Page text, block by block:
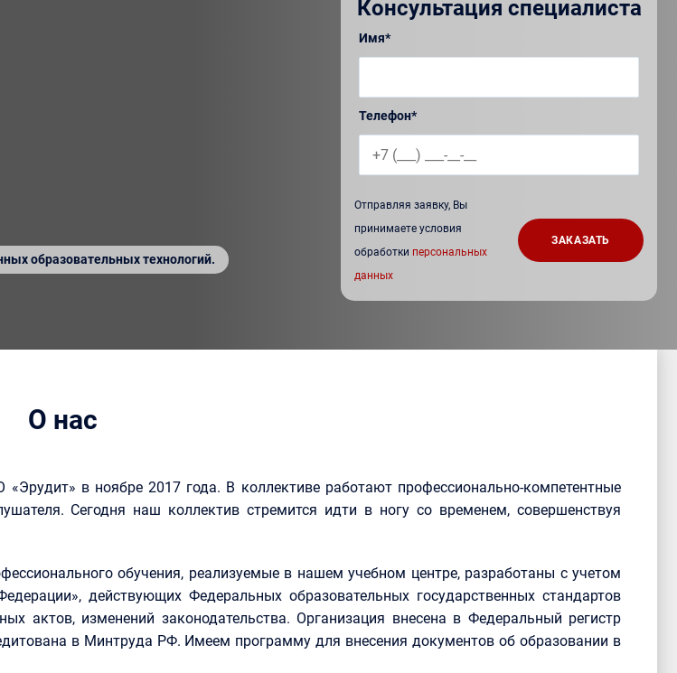
образовательных технологий.
Консультация специалиста
Имя*
Телефон*
Отправляя заявку, Вы
принимаете условия
обработки персональных
данных
О нас
в ноябре 2017 года. В коллективе работают профессионально-компетентные
Сегодня наш коллектив стремится идти в ногу со временем, совершенствуя
обучения, реализуемые в нашем учебном центре, разработаны с учетом
действующих Федеральных образовательных государственных стандартов
актов, изменений законодательства. Организация внесена в Федеральный регистр
в Минтруда РФ. Имеем программу для внесения документов об образовании в